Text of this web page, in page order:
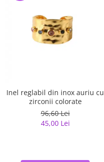
Inel reglabil din inox auriu cu
zirconii colorate
96,60 Lei
45,00 Lei